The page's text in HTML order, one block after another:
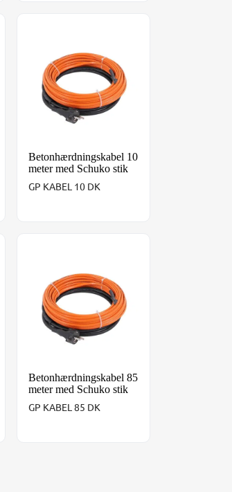
Betonhærdningskabel 10
meter med Schuko stik
GP KABEL 10 DK
Betonhærdningskabel 85
meter med Schuko stik
GP KABEL 85 DK